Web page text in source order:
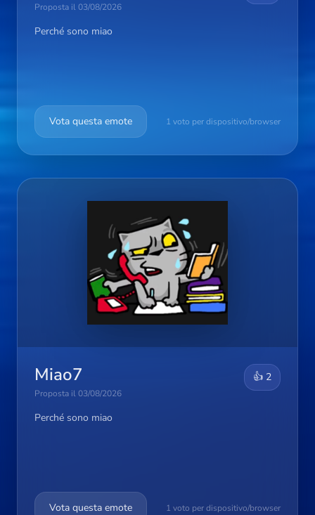
Proposta il 03/08/2026
Perché sono miao
Vota questa emote 1 voto per dispositivo/browser
Miao7
Proposta il 03/08/2026
👍 2
Perché sono miao
Vota questa emote 1 voto per dispositivo/browser